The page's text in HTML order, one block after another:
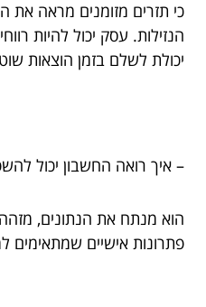
כי תזרים מזומנים מראה את
הנזילות. עסק יכול להיות
יכולת לשלם בזמן הוצאות
– איך רואה החשבון יכול
הוא מנתח את הנתונים,
פתרונות אישיים שמתאימים